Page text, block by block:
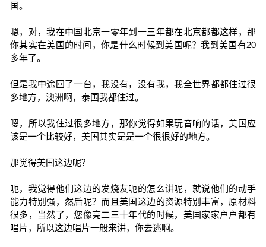
国。
嗯，对，我在中国北京一零年到一三年都在北京都都这样，那
你其实在美国的时间，你是什么时候到美国呢？我到美国有20
多年了。
但是我中途回了一台，我没有，没有我，我全世界都都住过很
多地方，澳洲啊，泰国我都住过。
嗯，所以我住过很多地方，那你觉得如果玩音响的话，美国应
该是一个比较好，美国其实是是一个很很好的地方。
那觉得美国这边呢？
呃，我觉得他们这边的发烧友呃的怎么讲呢，就说他们的动手
能力特别强，然后呢？而且美国这边的资源特别丰富，原材料
很多，当然了，您像亮二三十年代的时候，美国家家户户都有
唱片，所以这边唱片一般来讲，你去逃啊。